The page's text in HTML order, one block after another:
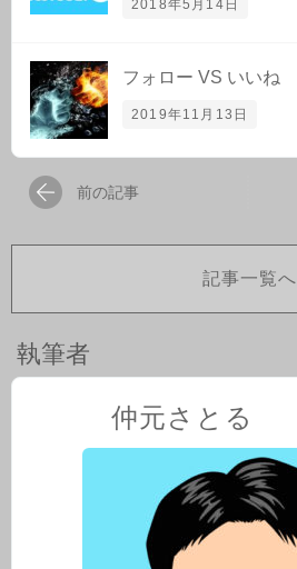
2018年5月14日
フォロー VS いいね
2019年11月13日
前の記事
記事一覧へ
執筆者
仲元さとる